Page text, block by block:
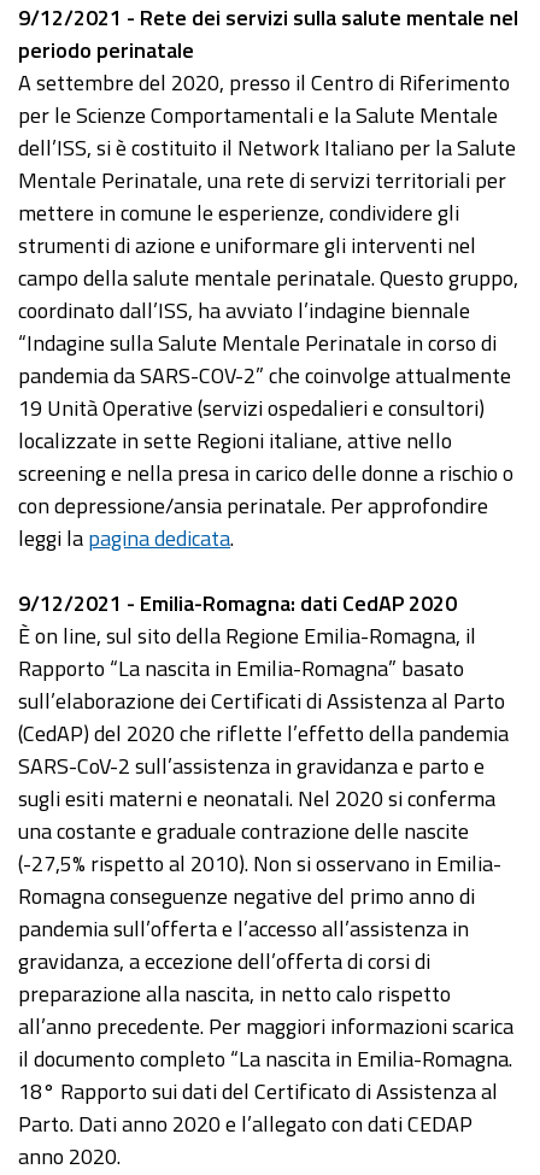
9/12/2021 - Rete dei servizi sulla salute mentale nel
periodo perinatale
A settembre del 2020, presso il Centro di Riferimento
per le Scienze Comportamentali e la Salute Mentale
dell’ISS, si è costituito il Network Italiano per la Salute
Mentale Perinatale, una rete di servizi territoriali per
mettere in comune le esperienze, condividere gli
strumenti di azione e uniformare gli interventi nel
campo della salute mentale perinatale. Questo gruppo,
coordinato dall’ISS, ha avviato l’indagine biennale
“Indagine sulla Salute Mentale Perinatale in corso di
pandemia da SARS-COV-2” che coinvolge attualmente
19 Unità Operative (servizi ospedalieri e consultori)
localizzate in sette Regioni italiane, attive nello
screening e nella presa in carico delle donne a rischio o
con depressione/ansia perinatale. Per approfondire
leggi lapagina dedicata.
9/12/2021 - Emilia-Romagna: dati CedAP 2020
È on line, sul sito della Regione Emilia-Romagna, il
Rapporto “La nascita in Emilia-Romagna” basato
sull’elaborazione dei Certificati di Assistenza al Parto
(CedAP) del 2020 che riflette l’effetto della pandemia
SARS-CoV-2 sull’assistenza in gravidanza e parto e
sugli esiti materni e neonatali. Nel 2020 si conferma
una costante e graduale contrazione delle nascite
(-27,5% rispetto al 2010). Non si osservano in Emilia-
Romagna conseguenze negative del primo anno di
pandemia sull’offerta e l’accesso all’assistenza in
gravidanza, a eccezione dell’offerta di corsi di
preparazione alla nascita, in netto calo rispetto
all’anno precedente. Per maggiori informazioni scarica
il documento completo “La nascita in Emilia-Romagna.
18° Rapporto sui dati del Certificato di Assistenza al
Parto. Dati anno 2020 e l’allegato con dati CEDAP
anno 2020.